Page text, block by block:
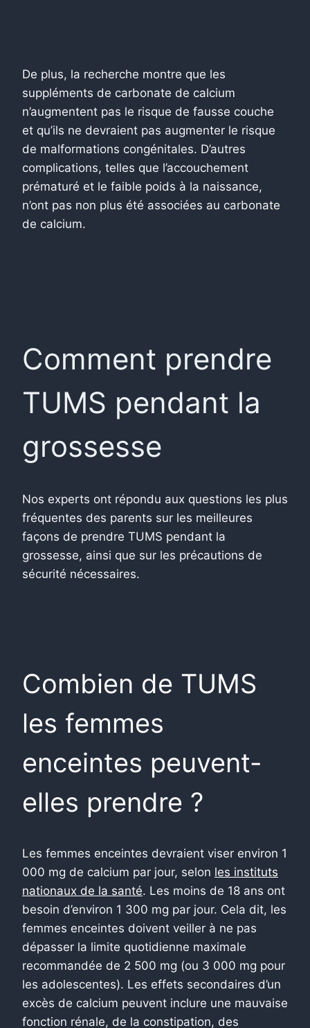
De plus, la recherche montre que les
suppléments de carbonate de calcium
n’augmentent pas le risque de fausse couche
et qu’ils ne devraient pas augmenter le risque
de malformations congénitales. D’autres
complications, telles que l’accouchement
prématuré et le faible poids à la naissance,
n’ont pas non plus été associées au carbonate
de calcium.
Comment prendre
TUMS pendant la
grossesse
Nos experts ont répondu aux questions les plus
fréquentes des parents sur les meilleures
façons de prendre TUMS pendant la
grossesse, ainsi que sur les précautions de
sécurité nécessaires.
Combien de TUMS
les femmes
enceintes peuvent-
elles prendre ?
Les femmes enceintes devraient viser environ 1
000 mg de calcium par jour, selon les instituts
nationaux de la santé. Les moins de 18 ans ont
besoin d’environ 1 300 mg par jour. Cela dit, les
femmes enceintes doivent veiller à ne pas
dépasser la limite quotidienne maximale
recommandée de 2 500 mg (ou 3 000 mg pour
les adolescentes). Les effets secondaires d’un
excès de calcium peuvent inclure une mauvaise
fonction rénale, de la constipation, des